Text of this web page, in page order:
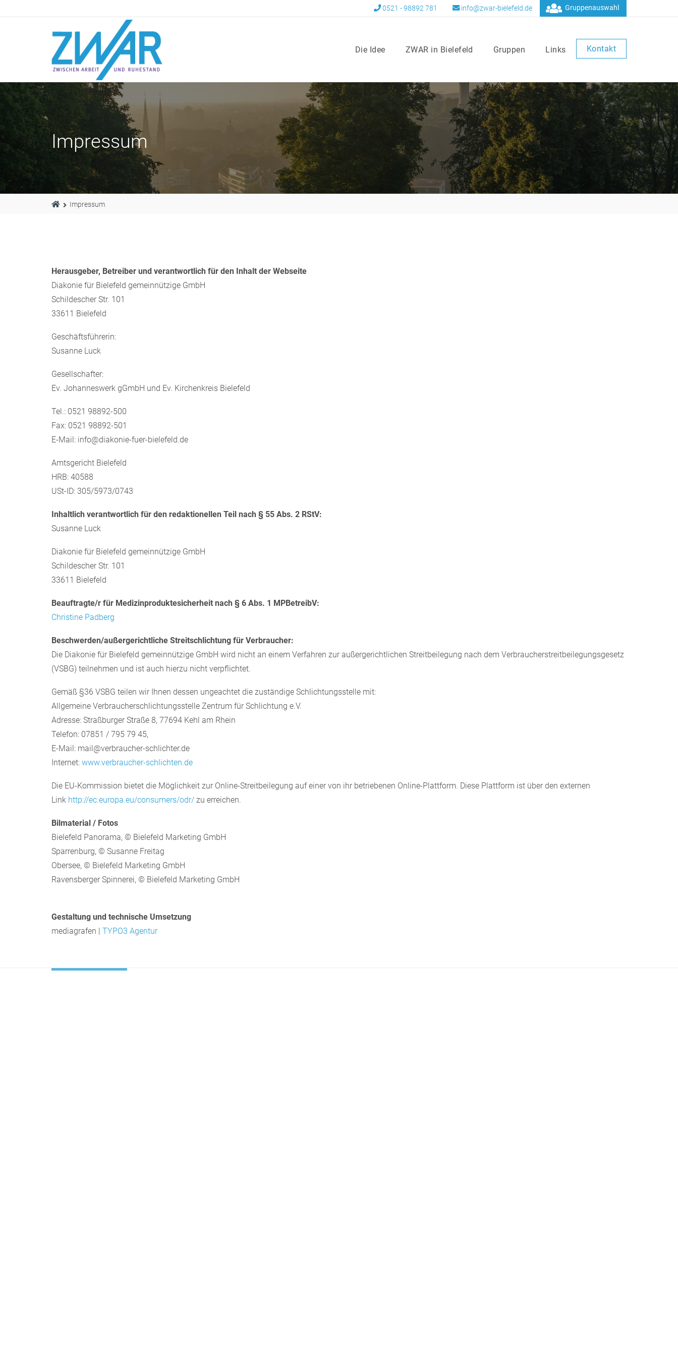
0521 - 98892 781 info@zwar-bielefeld.de Gruppenauswahl
Die Idee ZWAR in Bielefeld Gruppen Links Kontakt
Impressum
Impressum
Herausgeber, Betreiber und verantwortlich für den Inhalt der Webseite
Diakonie für Bielefeld gemeinnützige GmbH
Schildescher Str. 101
33611 Bielefeld
Geschäftsführerin:
Susanne Luck
Gesellschafter:
Ev. Johanneswerk gGmbH und Ev. Kirchenkreis Bielefeld
Tel.: 0521 98892-500
Fax: 0521 98892-501
E-Mail: info@diakonie-fuer-bielefeld.de
Amtsgericht Bielefeld
HRB: 40588
USt-ID: 305/5973/0743
Inhaltlich verantwortlich für den redaktionellen Teil nach § 55 Abs. 2 RStV:
Susanne Luck
Diakonie für Bielefeld gemeinnützige GmbH
Schildescher Str. 101
33611 Bielefeld
Beauftragte/r für Medizinproduktesicherheit nach § 6 Abs. 1 MPBetreibV:
Christine Padberg
Beschwerden/außergerichtliche Streitschlichtung für Verbraucher:
Die Diakonie für Bielefeld gemeinnützige GmbH wird nicht an einem Verfahren zur außergerichtlichen Streitbeilegung nach dem Verbraucherstreitbeilegungsgesetz
(VSBG) teilnehmen und ist auch hierzu nicht verpflichtet.
Gemäß §36 VSBG teilen wir Ihnen dessen ungeachtet die zuständige Schlichtungsstelle mit:
Allgemeine Verbraucherschlichtungsstelle Zentrum für Schlichtung e.V.
Adresse: Straßburger Straße 8, 77694 Kehl am Rhein
Telefon: 07851 / 795 79 45,
E-Mail: mail@verbraucher-schlichter.de
Internet: www.verbraucher-schlichten.de
Die EU-Kommission bietet die Möglichkeit zur Online-Streitbeilegung auf einer von ihr betriebenen Online-Plattform. Diese Plattform ist über den externen
Link http://ec.europa.eu/consumers/odr/ zu erreichen.
Bilmaterial / Fotos
Bielefeld Panorama, © Bielefeld Marketing GmbH
Sparrenburg, © Susanne Freitag
Obersee, © Bielefeld Marketing GmbH
Ravensberger Spinnerei, © Bielefeld Marketing GmbH
Gestaltung und technische Umsetzung
mediagrafen | TYPO3 Agentur